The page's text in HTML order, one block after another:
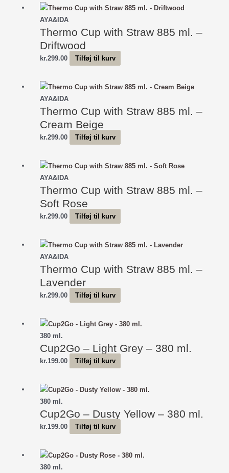
AYA&IDA
Thermo Cup with Straw 885 ml. –
Driftwood
kr.299.00 Tilføj til kurv
AYA&IDA
Thermo Cup with Straw 885 ml. –
Cream Beige
kr.299.00 Tilføj til kurv
AYA&IDA
Thermo Cup with Straw 885 ml. –
Soft Rose
kr.299.00 Tilføj til kurv
AYA&IDA
Thermo Cup with Straw 885 ml. –
Lavender
kr.299.00 Tilføj til kurv
380 ml.
Cup2Go – Light Grey – 380 ml.
kr.199.00 Tilføj til kurv
380 ml.
Cup2Go – Dusty Yellow – 380 ml.
kr.199.00 Tilføj til kurv
380 ml.